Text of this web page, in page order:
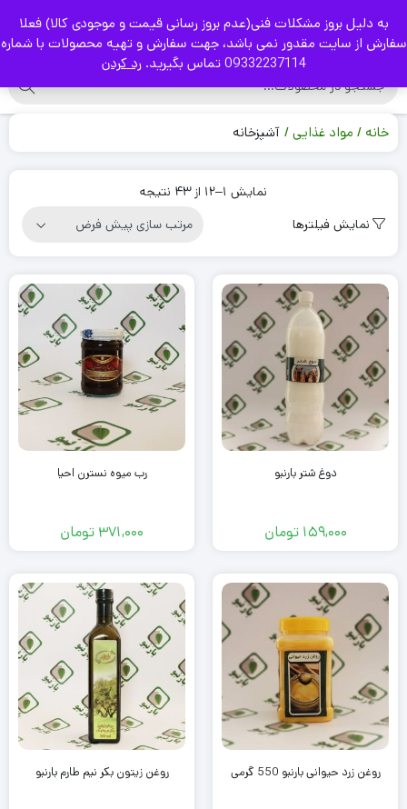
به دلیل بروز مشکلات فنی(عدم بروز رسانی قیمت و موجودی کالا) فعلا
سفارش از سایت مقدور نمی باشد، جهت سفارش و تهیه محصولات با شماره
09332237114 تماس بگیرید.
رد کردن
|
خانه مواد غذایی آشپزخانه
نمایش 1–12 از 43 نتیجه
نمایش فیلترها
دوغ شتر بارنبو
159,000 تومان
رب میوه نسترن احیا
371,000 تومان
روغن زرد حیوانی بارنبو 550 گرمی روغن زیتون بکر نیم طارم بارنبو